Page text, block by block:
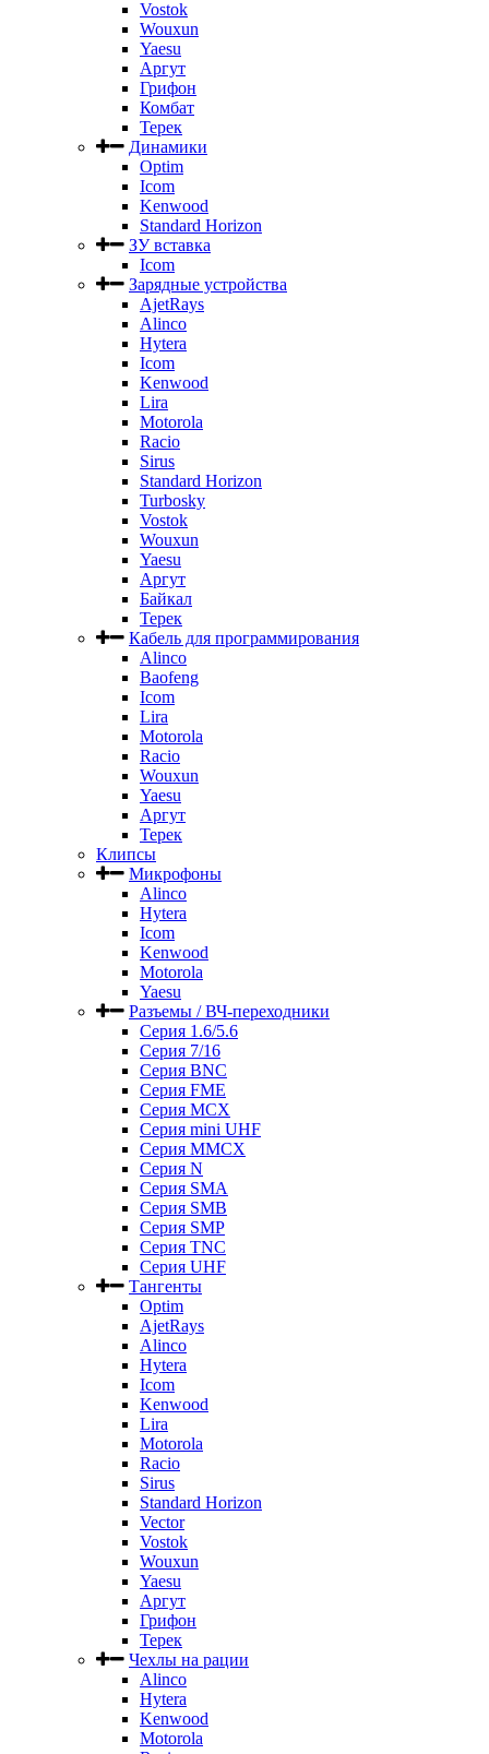
Vostok
Wouxun
Yaesu
Аргут
Грифон
Комбат
Терек
Динамики
Optim
Icom
Kenwood
Standard Horizon
ЗУ вставка
Icom
Зарядные устройства
AjetRays
Alinco
Hytera
Icom
Kenwood
Lira
Motorola
Racio
Sirus
Standard Horizon
Turbosky
Vostok
Wouxun
Yaesu
Аргут
Байкал
Терек
Кабель для программирования
Alinco
Baofeng
Icom
Lira
Motorola
Racio
Wouxun
Yaesu
Аргут
Терек
Клипсы
Микрофоны
Alinco
Hytera
Icom
Kenwood
Motorola
Yaesu
Разъемы / ВЧ-переходники
Серия 1.6/5.6
Серия 7/16
Серия BNC
Серия FME
Серия MCX
Серия mini UHF
Серия MMCX
Серия N
Серия SMA
Серия SMB
Серия SMP
Серия TNC
Серия UHF
Тангенты
Optim
AjetRays
Alinco
Hytera
Icom
Kenwood
Lira
Motorola
Racio
Sirus
Standard Horizon
Vector
Vostok
Wouxun
Yaesu
Аргут
Грифон
Терек
Чехлы на рации
Alinco
Hytera
Kenwood
Motorola